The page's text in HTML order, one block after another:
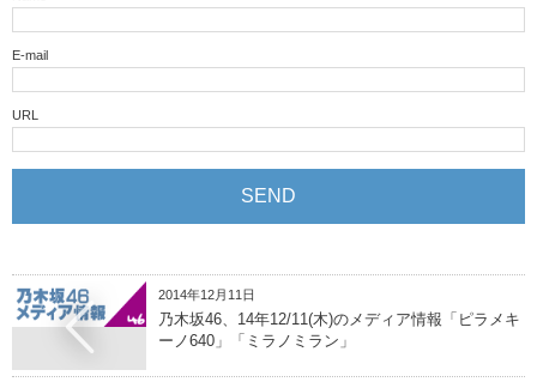
E-mail
URL
2014年12月11日
乃木坂46、14年12/11(木)のメディア情報「ピラメキ
ーノ640」「ミラノミラン」